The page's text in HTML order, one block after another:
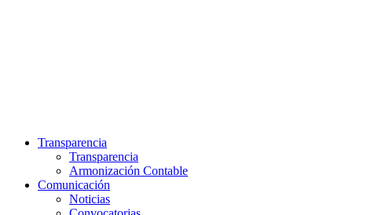
Transparencia
Transparencia
Armonización Contable
Comunicación
Noticias